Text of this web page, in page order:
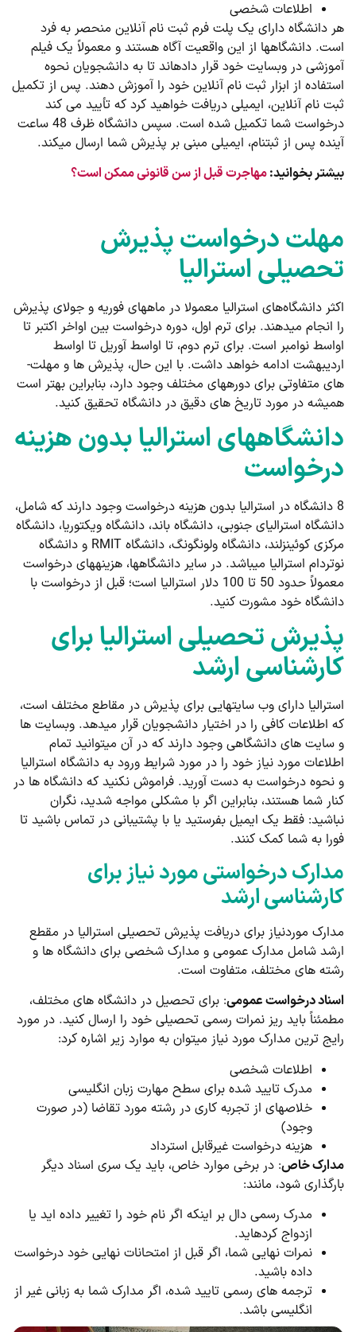
اطلاعات شخصی
هر دانشگاه دارای یک پلت فرم ثبت نام آنلاین منحصر به فرد
است. دانشگاه­ها از این واقعیت آگاه هستند و معمولاً یک فیلم
آموزشی در وب­سایت خود قرار داده­اند تا به دانشجویان نحوه
استفاده از ابزار ثبت نام آنلاین خود را آموزش دهند. پس از تکمیل
ثبت نام آنلاین، ایمیلی دریافت خواهید کرد که تأیید می کند
درخواست شما تکمیل شده است. سپس دانشگاه ظرف 48 ساعت
آینده پس از ثبت­نام، ایمیلی مبنی بر پذیرش شما ارسال می­کند.
بیشتر بخوانید:مهاجرت قبل از سن قانونی ممکن است؟
مهلت درخواست پذیرش
تحصیلی استرالیا
اکثر دانشگاه‌های استرالیا معمولا در ماه­های فوریه و جولای پذیرش
را انجام می­دهند. برای ترم اول، دوره درخواست بین اواخر اکتبر تا
اواسط نوامبر است. برای ترم دوم، تا اواسط آوریل تا اواسط
اردیبهشت ادامه خواهد داشت. با این حال، پذیرش ­ها و مهلت­
های متفاوتی برای دوره­های مختلف وجود دارد، بنابراین بهتر است
همیشه در مورد تاریخ ­های دقیق در دانشگاه تحقیق کنید.
دانشگاه­های استرالیا بدون هزینه
درخواست
8 دانشگاه در استرالیا بدون هزینه درخواست وجود دارند که شامل،
دانشگاه استرالیای جنوبی، دانشگاه باند، دانشگاه ویکتوریا، دانشگاه
مرکزی کوئینزلند، دانشگاه ولونگونگ، دانشگاه RMIT و دانشگاه
نوتردام استرالیا می­باشد. در سایر دانشگاه­ها، هزینه­های درخواست
معمولاً حدود 50 تا 100 دلار استرالیا است؛ قبل از درخواست با
دانشگاه خود مشورت کنید.
پذیرش تحصیلی استرالیا برای
کارشناسی ارشد
استرالیا دارای وب سایت­هایی برای پذیرش در مقاطع مختلف است،
که اطلاعات کافی را در اختیار دانشجویان قرار می­دهد. وب­سایت­ ها
و سایت­ های دانشگاهی وجود دارند که در آن می­توانید تمام
اطلاعات مورد نیاز خود را در مورد شرایط ورود به دانشگاه استرالیا
و نحوه درخواست به دست آورید. فراموش نکنید که دانشگاه ­ها در
کنار شما هستند، بنابراین اگر با مشکلی مواجه شدید، نگران
نباشید: فقط یک ایمیل بفرستید یا با پشتیبانی در تماس باشید تا
فورا به شما کمک کنند.
مدارک درخواستی مورد نیاز برای
کارشناسی ارشد
مدارک موردنیاز برای دریافت پذیرش تحصیلی استرالیا در مقطع
ارشد شامل مدارک عمومی و مدارک شخصی برای دانشگاه­ ها و
رشته­ های مختلف، متفاوت است.
اسناد درخواست عمومی: برای تحصیل در دانشگاه ­های مختلف،
مطمئناً باید ریز نمرات رسمی تحصیلی خود را ارسال کنید. در مورد
رایج ­ترین مدارک مورد نیاز می­توان به موارد زیر اشاره کرد:
اطلاعات شخصی
مدرک تایید شده برای سطح مهارت زبان انگلیسی
خلاصه­ای از تجربه کاری در رشته مورد تقاضا (در صورت
وجود)
هزینه درخواست غیرقابل استرداد
مدارک خاص: در برخی موارد خاص، باید یک سری اسناد دیگر
بارگذاری شود، مانند:
مدرک رسمی دال بر اینکه اگر نام خود را تغییر داده اید یا
ازدواج کرده­اید.
نمرات نهایی شما، اگر قبل از امتحانات نهایی خود درخواست
داده باشید.
ترجمه­ های رسمی تایید شده، اگر مدارک شما به زبانی غیر از
انگلیسی باشد.